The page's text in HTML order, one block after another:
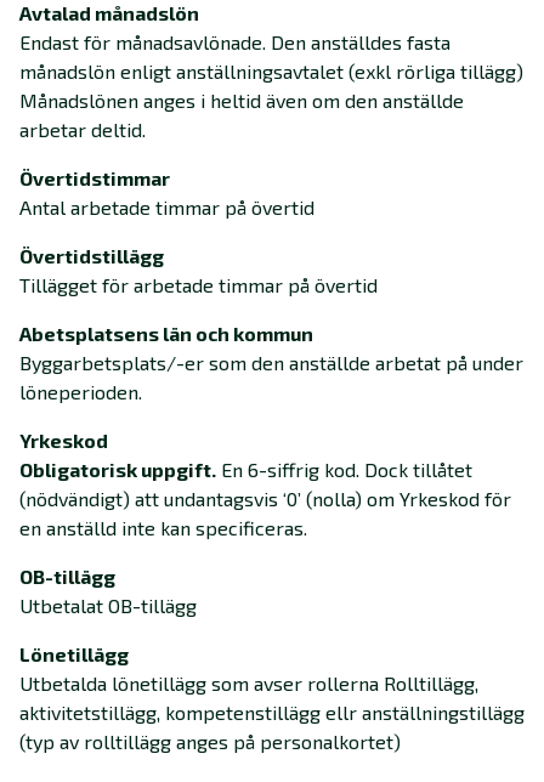
Avtalad månadslön
Endast för månadsavlönade. Den anställdes fasta
månadslön enligt anställningsavtalet (exkl rörliga tillägg)
Månadslönen anges i heltid även om den anställde
arbetar deltid.
Övertidstimmar
Antal arbetade timmar på övertid
Övertidstillägg
Tillägget för arbetade timmar på övertid
Abetsplatsens län och kommun
Byggarbetsplats/-er som den anställde arbetat på under
löneperioden.
Yrkeskod
Obligatorisk uppgift. En 6-siffrig kod. Dock tillåtet
(nödvändigt) att undantagsvis ‘0’ (nolla) om Yrkeskod för
en anställd inte kan specificeras.
OB-tillägg
Utbetalat OB-tillägg
Lönetillägg
Utbetalda lönetillägg som avser rollerna Rolltillägg,
aktivitetstillägg, kompetenstillägg ellr anställningstillägg
(typ av rolltillägg anges på personalkortet)